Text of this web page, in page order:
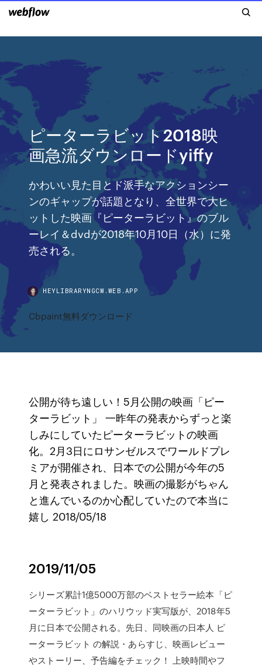
ピーターラビット2018映
画急流ダウンロードyiffy
かわいい見た目とド派手なアクションシー
ンのギャップが話題となり、全世界で大ヒ
ットした映画『ピーターラビット』のブル
ーレイ＆dvdが2018年10月10日（水）に発
売される。
HEYLIBRARYNGCW.WEB.APP
Cbpaint無料ダウンロード
公開が待ち遠しい！5月公開の映画「ピー
ターラビット」 一昨年の発表からずっと楽
しみにしていたピーターラビットの映画
化。2月3日にロサンゼルスでワールドプレ
ミアが開催され、日本での公開が今年の5
月と発表されました。映画の撮影がちゃん
と進んでいるのか心配していたので本当に
嬉し 2018/05/18
2019/11/05
シリーズ累計1億5000万部のベストセラー絵本「ピ
ーターラビット」のハリウッド実写版が、2018年5
月に日本で公開される。先日、同映画の日本人 ピ
ーターラビット の解説・あらすじ、映画レビュー
やストーリー、予告編をチェック！ 上映時間やフ